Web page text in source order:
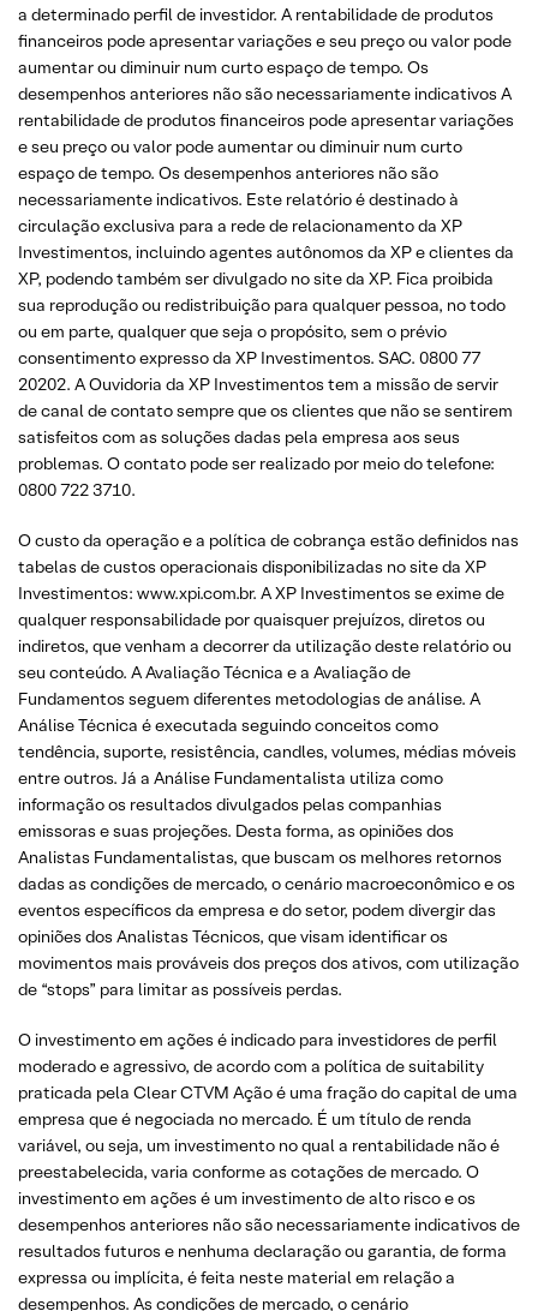
a determinado perfil de investidor. A rentabilidade de produtos
financeiros pode apresentar variações e seu preço ou valor pode
aumentar ou diminuir num curto espaço de tempo. Os
desempenhos anteriores não são necessariamente indicativos A
rentabilidade de produtos financeiros pode apresentar variações
e seu preço ou valor pode aumentar ou diminuir num curto
espaço de tempo. Os desempenhos anteriores não são
necessariamente indicativos. Este relatório é destinado à
circulação exclusiva para a rede de relacionamento da XP
Investimentos, incluindo agentes autônomos da XP e clientes da
XP, podendo também ser divulgado no site da XP. Fica proibida
sua reprodução ou redistribuição para qualquer pessoa, no todo
ou em parte, qualquer que seja o propósito, sem o prévio
consentimento expresso da XP Investimentos. SAC. 0800 77
20202. A Ouvidoria da XP Investimentos tem a missão de servir
de canal de contato sempre que os clientes que não se sentirem
satisfeitos com as soluções dadas pela empresa aos seus
problemas. O contato pode ser realizado por meio do telefone:
0800 722 3710.
O custo da operação e a política de cobrança estão definidos nas
tabelas de custos operacionais disponibilizadas no site da XP
Investimentos: www.xpi.com.br. A XP Investimentos se exime de
qualquer responsabilidade por quaisquer prejuízos, diretos ou
indiretos, que venham a decorrer da utilização deste relatório ou
seu conteúdo. A Avaliação Técnica e a Avaliação de
Fundamentos seguem diferentes metodologias de análise. A
Análise Técnica é executada seguindo conceitos como
tendência, suporte, resistência, candles, volumes, médias móveis
entre outros. Já a Análise Fundamentalista utiliza como
informação os resultados divulgados pelas companhias
emissoras e suas projeções. Desta forma, as opiniões dos
Analistas Fundamentalistas, que buscam os melhores retornos
dadas as condições de mercado, o cenário macroeconômico e os
eventos específicos da empresa e do setor, podem divergir das
opiniões dos Analistas Técnicos, que visam identificar os
movimentos mais prováveis dos preços dos ativos, com utilização
de “stops” para limitar as possíveis perdas.
O investimento em ações é indicado para investidores de perfil
moderado e agressivo, de acordo com a política de suitability
praticada pela Clear CTVM Ação é uma fração do capital de uma
empresa que é negociada no mercado. É um título de renda
variável, ou seja, um investimento no qual a rentabilidade não é
preestabelecida, varia conforme as cotações de mercado. O
investimento em ações é um investimento de alto risco e os
desempenhos anteriores não são necessariamente indicativos de
resultados futuros e nenhuma declaração ou garantia, de forma
expressa ou implícita, é feita neste material em relação a
desempenhos. As condições de mercado, o cenário